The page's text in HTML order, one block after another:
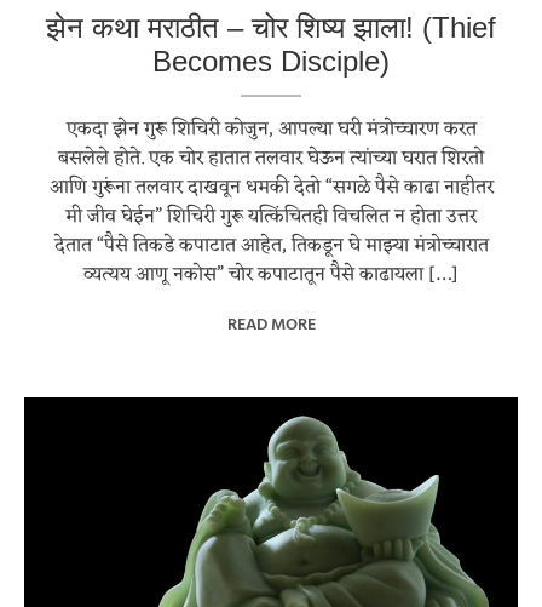
झेन कथा मराठीत – चोर शिष्य झाला! (Thief
Becomes Disciple)
एकदा झेन गुरू शिचिरी कोजुन, आपल्या घरी मंत्रोच्चारण करत
बसलेले होते. एक चोर हातात तलवार घेऊन त्यांच्या घरात शिरतो
आणि गुरूंना तलवार दाखवून धमकी देतो “सगळे पैसे काढा नाहीतर
मी जीव घेईन” शिचिरी गुरू यत्किंचितही विचलित न होता उत्तर
देतात “पैसे तिकडे कपाटात आहेत, तिकडून घे माझ्या मंत्रोच्चारात
व्यत्यय आणू नकोस” चोर कपाटातून पैसे काढायला […]
READ MORE